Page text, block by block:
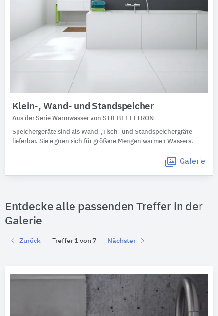
Klein-, Wand- und Standspeicher
Aus der Serie Warmwasser von STIEBEL ELTRON
Speichergeräte sind als Wand-,Tisch- und Standspeichergräte
lieferbar. Sie eignen sich für größere Mengen warmen Wassers.
Galerie
Entdecke alle passenden Treffer in der
Galerie
Zurück Treffer 1 von 7 Nächster